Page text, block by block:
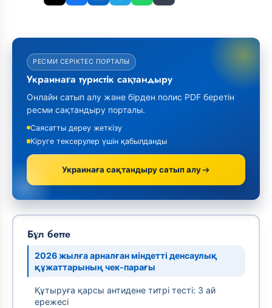
РЕСМИ СЕРІКТЕС ПОРТАЛЫ
Украинаға туристік сақтандыру
Онлайн сатып алу және бірден полис PDF беретін
ресми сақтандыру порталы.
Саясатты дереу жеткізу
Кіруге тексерулер үшін қабылданды
Украинаға сақтандыру сатып алу
Бұл бетте
2026 жылға арналған міндетті денсаулық
құжаттарының чек-парағы
Құтыруға қарсы антидене титрі тесті: 3 ай
ережесі